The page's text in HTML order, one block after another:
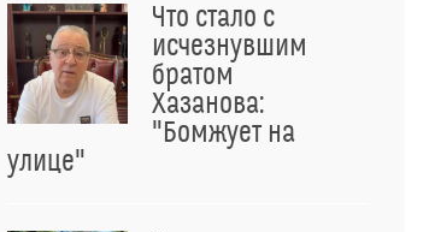
Что стало с
исчезнувшим
братом
Хазанова:
"Бомжует на
улице"